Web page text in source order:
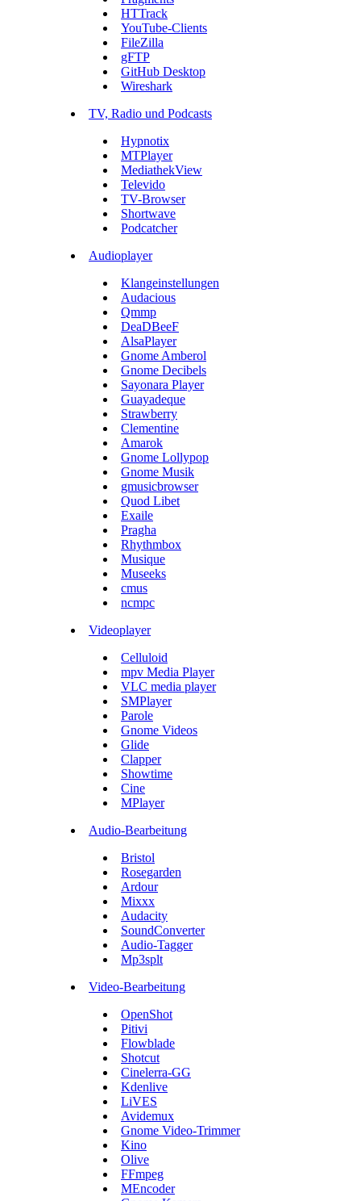
HTTrack
YouTube-Clients
FileZilla
gFTP
GitHub Desktop
Wireshark
TV, Radio und Podcasts
Hypnotix
MTPlayer
MediathekView
Televido
TV-Browser
Shortwave
Podcatcher
Audioplayer
Klangeinstellungen
Audacious
Qmmp
DeaDBeeF
AlsaPlayer
Gnome Amberol
Gnome Decibels
Sayonara Player
Guayadeque
Strawberry
Clementine
Amarok
Gnome Lollypop
Gnome Musik
gmusicbrowser
Quod Libet
Exaile
Pragha
Rhythmbox
Musique
Museeks
cmus
ncmpc
Videoplayer
Celluloid
mpv Media Player
VLC media player
SMPlayer
Parole
Gnome Videos
Glide
Clapper
Showtime
Cine
MPlayer
Audio-Bearbeitung
Bristol
Rosegarden
Ardour
Mixxx
Audacity
SoundConverter
Audio-Tagger
Mp3splt
Video-Bearbeitung
OpenShot
Pitivi
Flowblade
Shotcut
Cinelerra-GG
Kdenlive
LiVES
Avidemux
Gnome Video-Trimmer
Kino
Olive
FFmpeg
MEncoder